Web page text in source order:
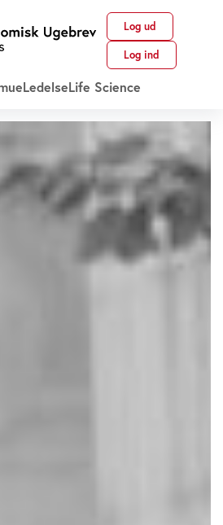
Log ud
Log ind
LedelseLife Science